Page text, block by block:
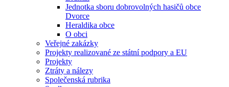
Jednotka sboru dobrovolných hasičů obce
Dvorce
Heraldika obce
O obci
Veřejné zakázky
Projekty realizované ze státní podpory a EU
Projekty
Ztráty a nálezy
Společenská rubrika